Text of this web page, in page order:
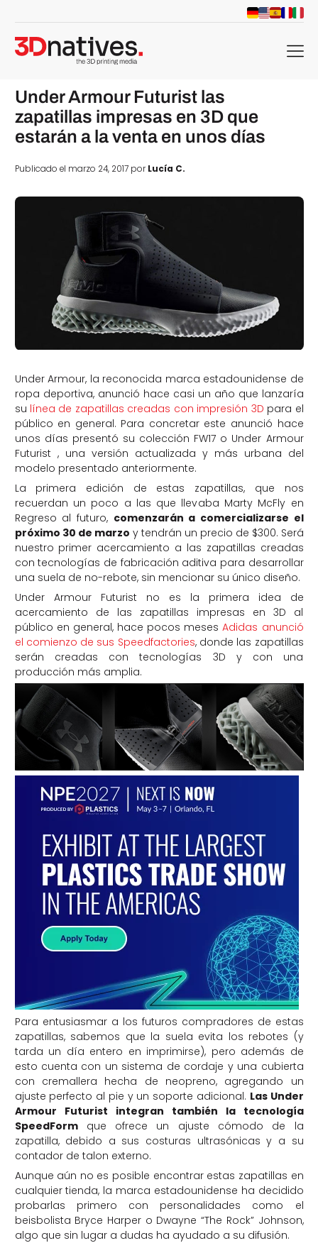
menu
Under Armour Futurist las
zapatillas impresas en 3D que
estarán a la venta en unos días
Publicado el marzo 24, 2017 porLucía C.
Under Armour, la reconocida marca estadounidense de
ropa deportiva, anunció hace casi un año que lanzaría
su línea de zapatillas creadas con impresión 3D para el
público en general. Para concretar este anunció hace
unos días presentó su colección FW17 o Under Armour
Futurist , una versión actualizada y más urbana del
modelo presentado anteriormente.
La primera edición de estas zapatillas, que nos
recuerdan un poco a las que llevaba Marty McFly en
Regreso al futuro, comenzarán a comercializarse el
próximo 30 de marzo y tendrán un precio de $300. Será
nuestro primer acercamiento a las zapatillas creadas
con tecnologías de fabricación aditiva para desarrollar
una suela de no-rebote, sin mencionar su único diseño.
Under Armour Futurist no es la primera idea de
acercamiento de las zapatillas impresas en 3D al
público en general, hace pocos mesesAdidas anunció
el comienzo de sus Speedfactories, donde las zapatillas
serán creadas con tecnologías 3D y con una
producción más amplia.
Para entusiasmar a los futuros compradores de estas
zapatillas, sabemos que la suela evita los rebotes (y
tarda un día entero en imprimirse), pero además de
esto cuenta con un sistema de cordaje y una cubierta
con cremallera hecha de neopreno, agregando un
ajuste perfecto al pie y un soporte adicional. Las Under
Armour Futurist integran también la tecnología
SpeedFormque ofrece un ajuste cómodo de la
zapatilla, debido a sus costuras ultrasónicas y a su
contador de talon externo.
Aunque aún no es posible encontrar estas zapatillas en
cualquier tienda, la marca estadounidense ha decidido
probarlas primero con personalidades como el
beisbolista Bryce Harper o Dwayne “The Rock” Johnson,
algo que sin lugar a dudas ha ayudado a su difusión.